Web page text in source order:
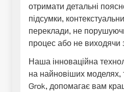
отримати детальні
підсумки,
переклади, не
процес або не виходячи
Наша інноваційна
на найновіших моделях,
Grok, допомагає вам